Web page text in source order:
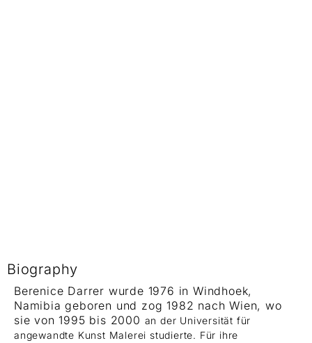
Biography
Berenice Darrer wurde 1976 in Windhoek,
Namibia geboren und zog 1982 nach Wien, wo
sie von 1995 bis 2000 an der Universität für
angewandte Kunst Malerei studierte. Für ihre